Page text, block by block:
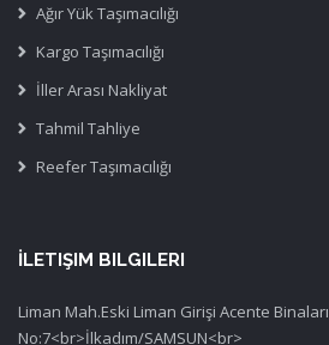
Ağır Yük Taşımacılığı
Kargo Taşımacılığı
İller Arası Nakliyat
Tahmil Tahliye
Reefer Taşımacılığı
İLETIŞIM BILGILERI
Liman Mah.Eski Liman Girişi Acente Binaları
No:7<br>İlkadım/SAMSUN<br>